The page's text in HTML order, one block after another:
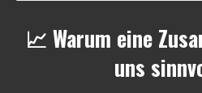
📈 Warum eine
uns